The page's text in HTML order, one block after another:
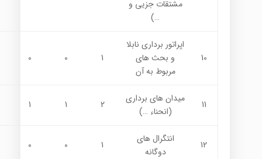
مشتقات جزيي و
…)
10
اپراتور برداري نابلا
و بحث هاي
مربوط به آن
1
0
0
11
ميدان هاي برداري
(انحناء …)
2
1
1
12
انتگرال هاي
دوگانه
1
0
0